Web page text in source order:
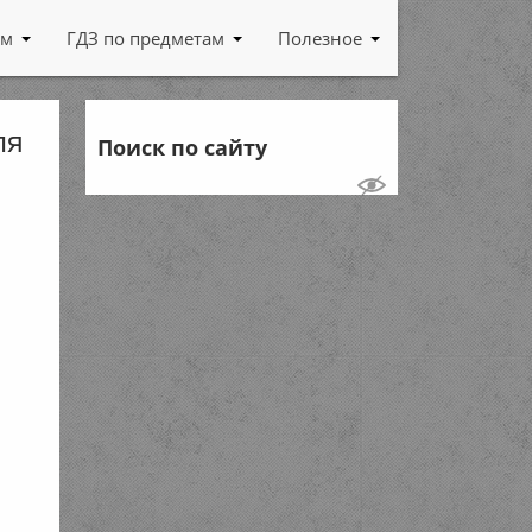
ГДЗ по предметам Полезное
Поиск по сайту